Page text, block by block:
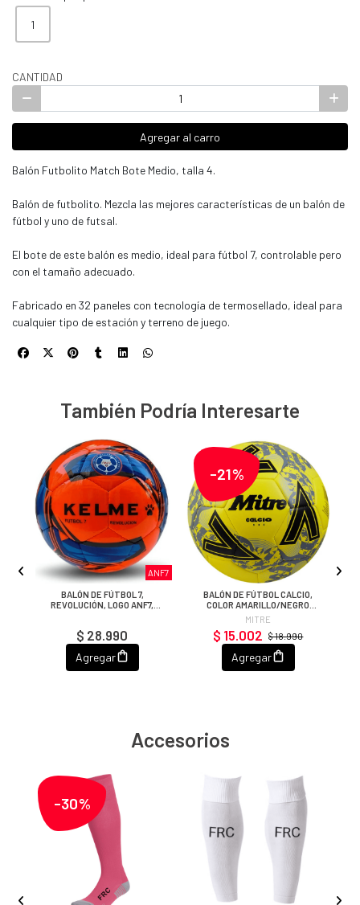
1
CANTIDAD
Agregar al carro
Balón Futbolito Match Bote Medio, talla 4.
Balón de futbolito. Mezcla las mejores características de un balón de
fútbol y uno de futsal.
El bote de este balón es medio, ideal para fútbol 7, controlable pero
con el tamaño adecuado.
Fabricado en 32 paneles con tecnología de termosellado, ideal para
cualquier tipo de estación y terreno de juego.
También Podría Interesarte
ANF7
BALÓN DE FÚTBOL 7,
REVOLUCIÓN, LOGO ANF7,
$ 28.990
Agregar
-21%
BALÓN DE FÚTBOL CALCIO,
COLOR AMARILLO/NEGRO
GRIS, TALLA 5
MITRE
$ 18.990
$ 15.002
Agregar
Accesorios
-30%